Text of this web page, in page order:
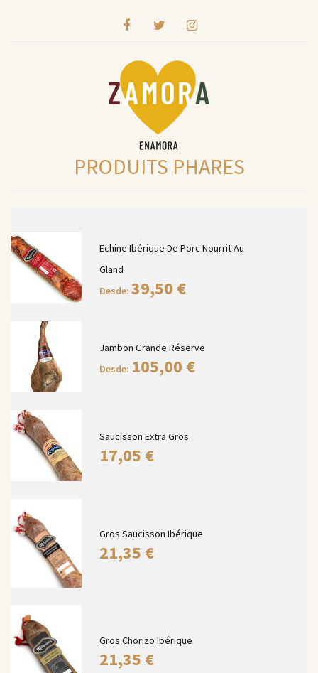
PRODUITS PHARES
Echine Ibérique De Porc Nourrit Au
Gland
Desde: 39,50 €
Jambon Grande Réserve
Desde: 105,00 €
Saucisson Extra Gros
17,05 €
Gros Saucisson Ibérique
21,35 €
Gros Chorizo Ibérique
21,35 €